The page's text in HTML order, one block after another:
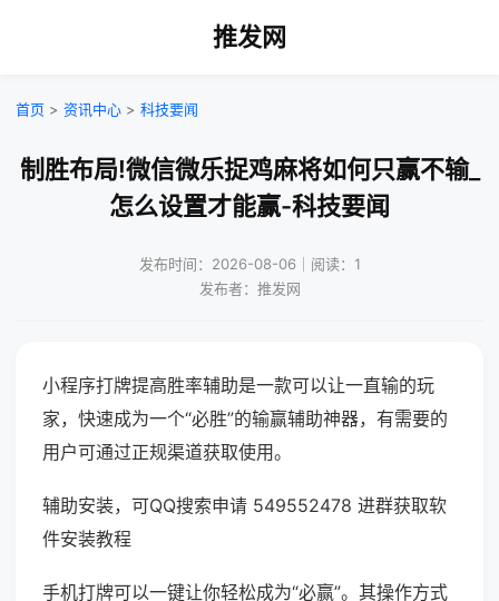
推发网
首页 > 资讯中心 > 科技要闻
制胜布局!微信微乐捉鸡麻将如何只赢不输_
怎么设置才能赢-科技要闻
发布时间：2026-08-06｜阅读：1
发布者：推发网
小程序打牌提高胜率辅助是一款可以让一直输的玩
家，快速成为一个“必胜”的输赢辅助神器，有需要的
用户可通过正规渠道获取使用。
辅助安装，可QQ搜索申请 549552478 进群获取软
件安装教程
手机打牌可以一键让你轻松成为“必赢”。其操作方式